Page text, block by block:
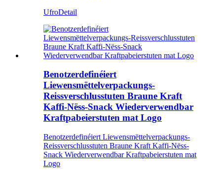
UfroDetail
Benotzerdefinéiert
Liewensmëttelverpackungs-
Reissverschlusstuten Braune Kraft
Kaffi-Nëss-Snack Wiederverwendbar
Kraftpabeierstuten mat Logo
Benotzerdefinéiert Liewensmëttelverpackungs-
Reissverschlusstuten Braune Kraft Kaffi-Nëss-
Snack Wiederverwendbar Kraftpabeierstuten mat
Logo